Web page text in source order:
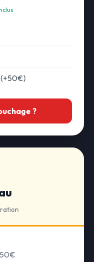
(+50€)
?